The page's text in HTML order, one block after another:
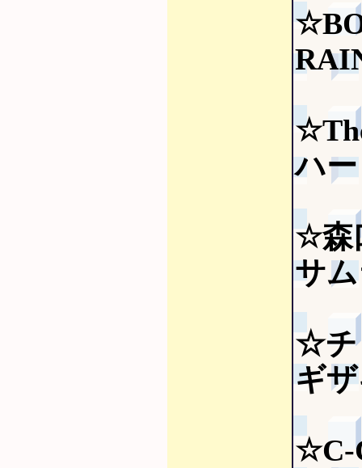
ハ
☆森
サ
☆チ
ギ
☆C-